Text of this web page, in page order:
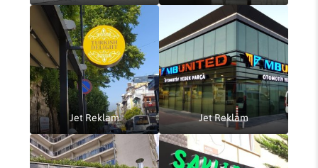
Jet Reklam Jet Reklam